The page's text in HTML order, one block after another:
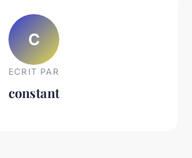
C
ECRIT PAR
constant